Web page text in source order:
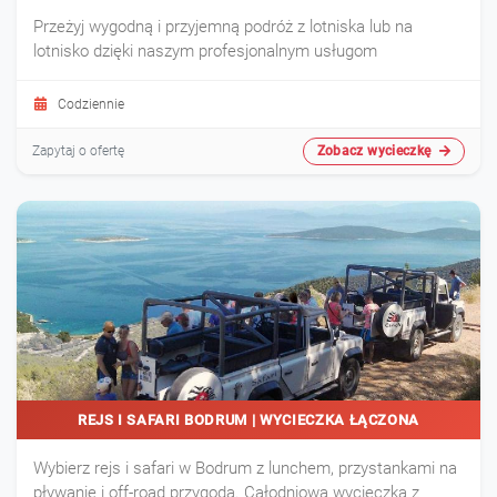
Przeżyj wygodną i przyjemną podróż z lotniska lub na
lotnisko dzięki naszym profesjonalnym usługom
Codziennie
Zapytaj o ofertę Zobacz wycieczkę
REJS I SAFARI BODRUM | WYCIECZKA ŁĄCZONA
Wybierz rejs i safari w Bodrum z lunchem, przystankami na
pływanie i off-road przygodą. Całodniowa wycieczka z